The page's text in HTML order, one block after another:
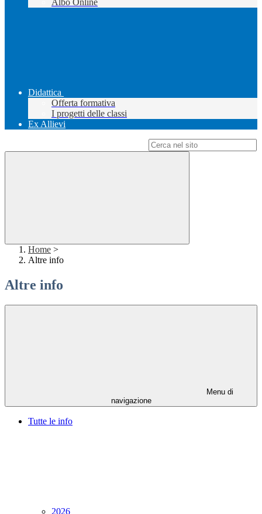
Albo Online
Didattica
Offerta formativa
I progetti delle classi
Ex Allievi
Home >
Altre info
Altre info
Menu di
navigazione
Tutte le info
2026